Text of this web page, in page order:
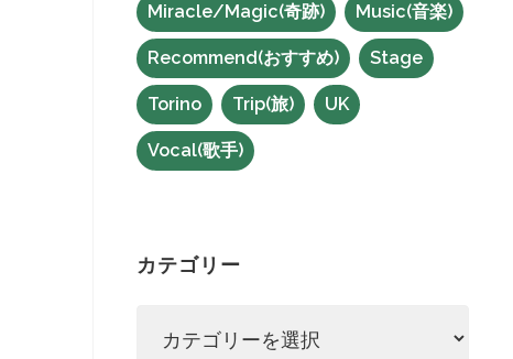
Miracle/Magic(奇跡) Music(音楽)
Recommend(おすすめ) Stage
Torino Trip(旅) UK
Vocal(歌手)
カテゴリー